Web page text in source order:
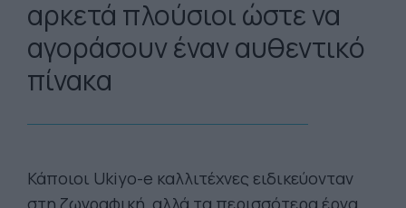
αρκετά πλούσιοι ώστε να
αγοράσουν έναν αυθεντικό
πίνακα
Κάποιοι Ukiyo-e καλλιτέχνες ειδικεύονταν
στη ζωγραφική, αλλά τα περισσότερα έργα